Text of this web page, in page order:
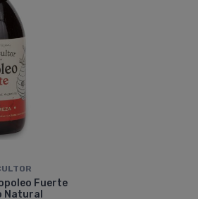
Fuerte
Natural